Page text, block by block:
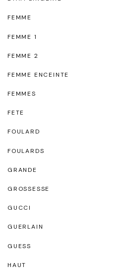
FEMME
FEMME 1
FEMME 2
FEMME ENCEINTE
FEMMES
FETE
FOULARD
FOULARDS
GRANDE
GROSSESSE
GUCCI
GUERLAIN
GUESS
HAUT